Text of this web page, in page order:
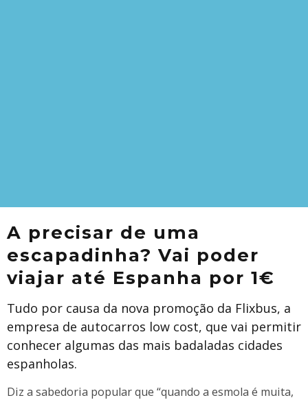
A precisar de uma
escapadinha? Vai poder
viajar até Espanha por 1€
Tudo por causa da nova promoção da Flixbus, a
empresa de autocarros low cost, que vai permitir
conhecer algumas das mais badaladas cidades
espanholas.
Diz a sabedoria popular que “quando a esmola é muita,